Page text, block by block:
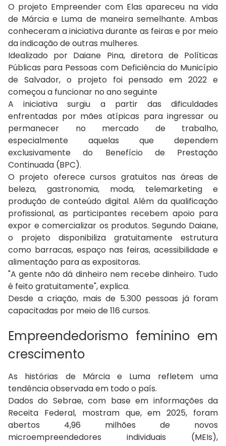
O projeto Empreender com Elas apareceu na vida
de Márcia e Luma de maneira semelhante. Ambas
conheceram a iniciativa durante as feiras e por meio
da indicação de outras mulheres.
Idealizado por Daiane Pina, diretora de Políticas
Públicas para Pessoas com Deficiência do Município
de Salvador, o projeto foi pensado em 2022 e
começou a funcionar no ano seguinte
A iniciativa surgiu a partir das dificuldades
enfrentadas por mães atípicas para ingressar ou
permanecer no mercado de trabalho,
especialmente aquelas que dependem
exclusivamente do Benefício de Prestação
Continuada (BPC).
O projeto oferece cursos gratuitos nas áreas de
beleza, gastronomia, moda, telemarketing e
produção de conteúdo digital. Além da qualificação
profissional, as participantes recebem apoio para
expor e comercializar os produtos. Segundo Daiane,
o projeto disponibiliza gratuitamente estrutura
como barracas, espaço nas feiras, acessibilidade e
alimentação para as expositoras.
"A gente não dá dinheiro nem recebe dinheiro. Tudo
é feito gratuitamente", explica.
Desde a criação, mais de 5.300 pessoas já foram
capacitadas por meio de 116 cursos.
Empreendedorismo feminino em
crescimento
As histórias de Márcia e Luma refletem uma
tendência observada em todo o país.
Dados do Sebrae, com base em informações da
Receita Federal, mostram que, em 2025, foram
abertos 4,96 milhões de novos
microempreendedores individuais (MEIs),